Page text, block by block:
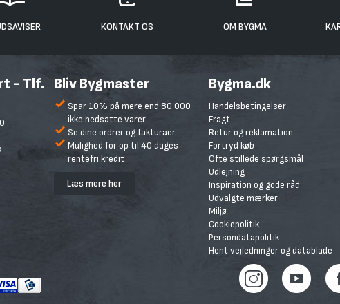
KONTAKT OS OM BYGMA
- Tlf. Bliv Bygmaster
Spar 10% på mere end 80.000
ikke nedsatte varer
Se dine ordrer og fakturaer
Mulighed for op til 40 dages
rentefri kredit
Læs mere her
Bygma.dk
Handelsbetingelser
Fragt
Retur og reklamation
Fortryd køb
Ofte stillede spørgsmål
Udlejning
Inspiration og gode råd
Udvalgte mærker
Miljø
Cookiepolitik
Persondatapolitik
Hent vejledninger og datablade